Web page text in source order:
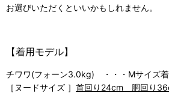
お選びいただくといいかもしれません。
【着用モデル】
チワワ(フォーン3.0kg) ・・・Mサイズ
［ヌードサイズ ］ 首回り24cm 胴回り